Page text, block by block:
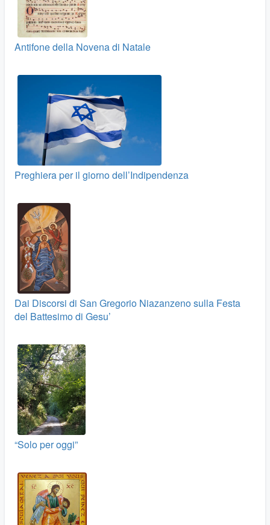
Antifone della Novena di Natale
Preghiera per il giorno dell’Indipendenza
Dai Discorsi di San Gregorio Niazanzeno sulla Festa
del Battesimo di Gesu’
“Solo per oggi”